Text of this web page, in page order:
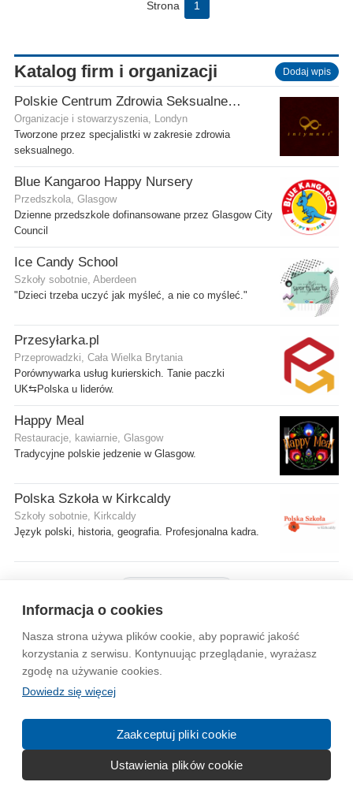
Informacja o cookies
Nasza strona używa plików cookie, aby poprawić jakość
korzystania z serwisu. Kontynuując przeglądanie, wyrażasz
zgodę na używanie cookies.
Dowiedz się więcej
Zaakceptuj pliki cookie
Ustawienia plików cookie
Strona 1
Katalog firm i organizacji Dodaj wpis
Polskie Centrum Zdrowia Seksualnego
Organizacje i stowarzyszenia, Londyn
Tworzone przez specjalistki w zakresie zdrowia
seksualnego.
Blue Kangaroo Happy Nursery
Przedszkola, Glasgow
Dzienne przedszkole dofinansowane przez Glasgow City
Council
Ice Candy School
Szkoły sobotnie, Aberdeen
"Dzieci trzeba uczyć jak myśleć, a nie co myśleć."
Przesyłarka.pl
Przeprowadzki, Cała Wielka Brytania
Porównywarka usług kurierskich. Tanie paczki
UK⇆Polska u liderów.
Happy Meal
Restauracje, kawiarnie, Glasgow
Tradycyjne polskie jedzenie w Glasgow.
Polska Szkoła w Kirkcaldy
Szkoły sobotnie, Kirkcaldy
Język polski, historia, geografia. Profesjonalna kadra.
Wytyczne dla społeczności Regulamin Prywatność
Reklama Kontakt